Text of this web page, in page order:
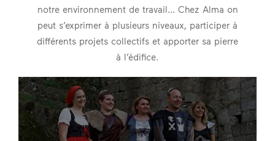
notre environnement de travail… Chez Alma on
peut s’exprimer à plusieurs niveaux, participer à
différents projets collectifs et apporter sa pierre
à l’édifice.